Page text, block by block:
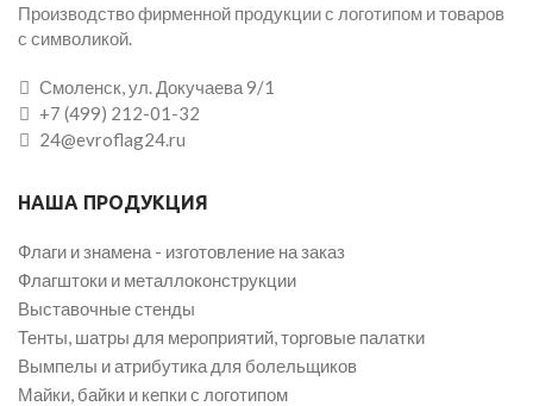
Производство фирменной продукции с логотипом и товаров
с символикой.
Смоленск, ул. Докучаева 9/1
+7 (499) 212-01-32
24@evroflag24.ru
НАША ПРОДУКЦИЯ
Флаги и знамена - изготовление на заказ
Флагштоки и металлоконструкции
Выставочные стенды
Тенты, шатры для мероприятий, торговые палатки
Вымпелы и атрибутика для болельщиков
Майки, байки и кепки с логотипом